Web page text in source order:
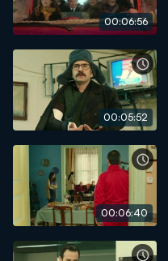
00:06:56
00:05:52
00:06:40